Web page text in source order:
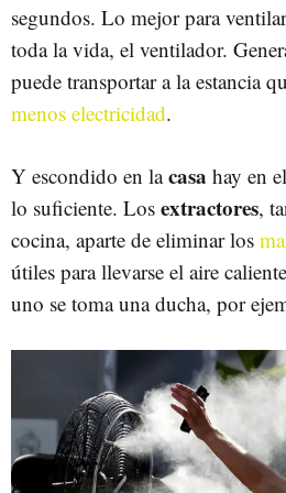
segundos. Lo mejor para
toda la vida, el ventilador.
puede transportar a la estancia
menos electricidad.
Y escondido en lacasa hay en
lo suficiente. Los extractores,
cocina, aparte de eliminar los
útiles para llevarse el aire
uno se toma una ducha, por